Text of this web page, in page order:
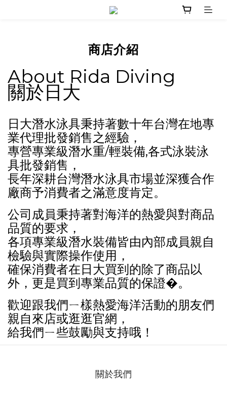
商店介紹
About Rida Diving
關於日大
日大潛水泳具秉持著數十年台灣在地專
業代理批發銷售之經驗，
專營專業級潛水重/輕裝備,各式泳裝泳
具批發銷售，
長年深耕台灣潛水泳具市場並深獲合作
廠商予消費者之滿意度肯定。
公司成員秉持著對海洋的熱愛與對商品
品質的要求，
各項專業級潛水裝備皆由內部成員親自
檢驗與實際操作使用，
確保消費者在日大買到的除了商品以
外，更是買到專業品質的保證�。
歡迎跟我們ㄧ樣熱愛海洋活動的朋友們
親自來店或逛逛官網，
給我們ㄧ些鼓勵與支持哦！
關於我們